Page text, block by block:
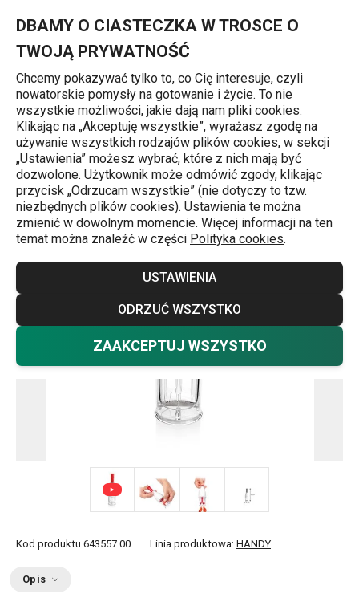
DBAMY O CIASTECZKA W TROSCE O
TWOJĄ PRYWATNOŚĆ
Chcemy pokazywać tylko to, co Cię interesuje, czyli
nowatorskie pomysły na gotowanie i życie. To nie
wszystkie możliwości, jakie dają nam pliki cookies.
Klikając na „Akceptuję wszystkie”, wyrażasz zgodę na
używanie wszystkich rodzajów plików cookies, w sekcji
„Ustawienia” możesz wybrać, które z nich mają być
dozwolone. Użytkownik może odmówić zgody, klikając
przycisk „Odrzucam wszystkie” (nie dotyczy to tzw.
niezbędnych plików cookies). Ustawienia te można
zmienić w dowolnym momencie. Więcej informacji na ten
temat można znaleźć w części Polityka cookies.
USTAWIENIA
ODRZUĆ WSZYSTKO
ZAAKCEPTUJ WSZYSTKO
Strona główna
Krajarka do pomidorków
koktajlowych HANDY
Kod produktu 643557.00 Linia produktowa: HANDY
Opis